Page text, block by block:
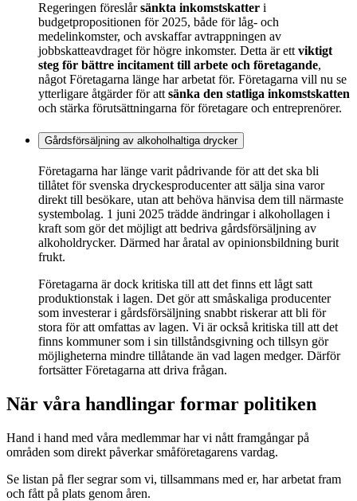
Regeringen föreslårsänkta inkomstskatter i
budgetpropositionen för 2025, både för låg- och
medelinkomster, och avskaffar avtrappningen av
jobbskatteavdraget för högre inkomster. Detta är ett viktigt
steg för bättre incitament till arbete och företagande,
något Företagarna länge har arbetat för. Företagarna vill nu se
ytterligare åtgärder för att sänka den statliga inkomstskatten
och stärka förutsättningarna för företagare och entreprenörer.
Gårdsförsäljning av alkoholhaltiga drycker
Företagarna har länge varit pådrivande för att det ska bli
tillåtet för svenska dryckesproducenter att sälja sina varor
direkt till besökare, utan att behöva hänvisa dem till närmaste
systembolag. 1 juni 2025 trädde ändringar i alkohollagen i
kraft som gör det möjligt att bedriva gårdsförsäljning av
alkoholdrycker. Därmed har åratal av opinionsbildning burit
frukt.
Företagarna är dock kritiska till att det finns ett lågt satt
produktionstak i lagen. Det gör att småskaliga producenter
som investerar i gårdsförsäljning snabbt riskerar att bli för
stora för att omfattas av lagen. Vi är också kritiska till att det
finns kommuner som i sin tillståndsgivning och tillsyn gör
möjligheterna mindre tillåtande än vad lagen medger. Därför
fortsätter Företagarna att driva frågan.
När våra handlingar formar politiken
Hand i hand med våra medlemmar har vi nått framgångar på
områden som direkt påverkar småföretagarens vardag.
Se listan på fler segrar som vi, tillsammans med er, har arbetat fram
och fått på plats genom åren.